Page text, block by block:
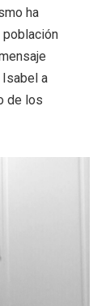
ha
Isabel a
de los